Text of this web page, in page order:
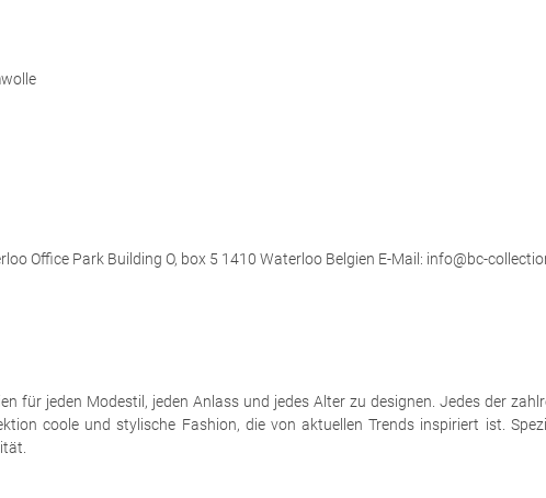
Office Park Building O, box 5 1410 Waterloo Belgien E-Mail: info@bc-
für jeden Modestil, jeden Anlass und jedes Alter zu designen. Jedes der
coole und stylische Fashion, die von aktuellen Trends inspiriert ist.